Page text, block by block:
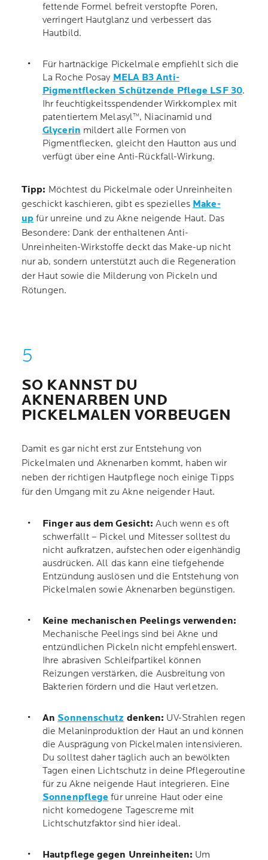
fettende Formel befreit verstopfte Poren,
verringert Hautglanz und verbessert das
Hautbild.
Für hartnäckige Pickelmale empfiehlt sich die
La Roche Posay MELA B3 Anti-
Pigmentflecken Schützende Pflege LSF 30.
Ihr feuchtigkeitsspendender Wirkkomplex mit
patentiertem Melasyl™, Niacinamid und
Glycerin mildert alle Formen von
Pigmentflecken, gleicht den Hautton aus und
verfügt über eine Anti-Rückfall-Wirkung.
Tipp: Möchtest du Pickelmale oder Unreinheiten
geschickt kaschieren, gibt es spezielles Make-
up für unreine und zu Akne neigende Haut. Das
Besondere: Dank der enthaltenen Anti-
Unreinheiten-Wirkstoffe deckt das Make-up nicht
nur ab, sondern unterstützt auch die Regeneration
der Haut sowie die Milderung von Pickeln und
Rötungen.
SO KANNST DU
AKNENARBEN UND
PICKELMALEN VORBEUGEN
Damit es gar nicht erst zur Entstehung von
Pickelmalen und Aknenarben kommt, haben wir
neben der richtigen Hautpflege noch einige Tipps
für den Umgang mit zu Akne neigender Haut.
Finger aus dem Gesicht: Auch wenn es oft
schwerfällt – Pickel und Mitesser solltest du
nicht aufkratzen, aufstechen oder eigenhändig
ausdrücken. All das kann eine tiefgehende
Entzündung auslösen und die Entstehung von
Pickelmalen sowie Aknenarben begünstigen.
Keine mechanischen Peelings verwenden:
Mechanische Peelings sind bei Akne und
entzündlichen Pickeln nicht empfehlenswert.
Ihre abrasiven Schleifpartikel können
Reizungen verstärken, die Ausbreitung von
Bakterien fördern und die Haut verletzen.
An Sonnenschutz denken: UV-Strahlen regen
die Melaninproduktion der Haut an und können
die Ausprägung von Pickelmalen intensivieren.
Du solltest daher täglich auch an bewölkten
Tagen einen Lichtschutz in deine Pflegeroutine
für zu Akne neigende Haut integrieren. Eine
Sonnenpflege für unreine Haut oder eine
nicht komedogene Tagescreme mit
Lichtschutzfaktor sind hier ideal.
Hautpflege gegen Unreinheiten: Um